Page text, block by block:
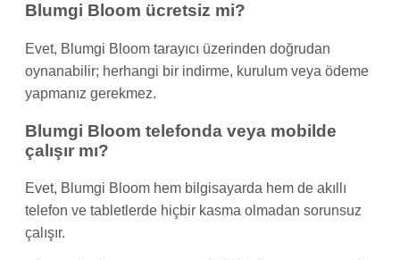
Blumgi Bloom ücretsiz mi?
Evet, Blumgi Bloom tarayıcı üzerinden doğrudan
oynanabilir; herhangi bir indirme, kurulum veya ödeme
yapmanız gerekmez.
Blumgi Bloom telefonda veya mobilde
çalışır mı?
Evet, Blumgi Bloom hem bilgisayarda hem de akıllı
telefon ve tabletlerde hiçbir kasma olmadan sorunsuz
çalışır.